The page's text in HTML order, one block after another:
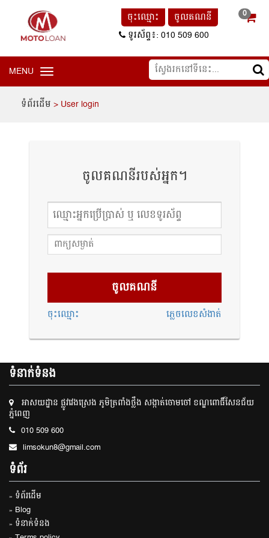
ចូលគណនី
ចុះឈ្មោះ
ទូរស័ព្ទ៖: 010 509 600
0
MENU Toggle
navigation
ទំព័រដើម> User login
ចូលគណនីរបស់អ្នក។
ចុះឈ្មោះ ភ្លេច​លេខសំងាត់​
ទំនាក់ទំនង
អាសយដ្ឋាន ផ្លូវវេងស្រេង ភូមិត្រពាំងថ្លឹង សង្កាត់ចោមចៅ ខណ្ឌពោធិ៍សែនជ័យ
ភ្នំពេញ
010 509 600
limsokun8@gmail.com
ទំព័រ
» ទំព័រដើម
» Blog
» ទំនាក់ទំនង